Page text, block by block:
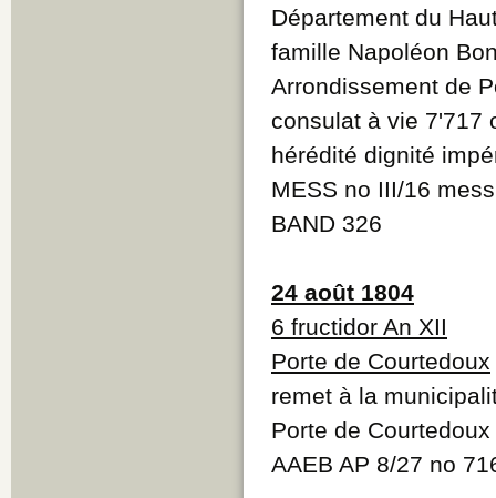
Département du
famille Napoléon
Arrondissement de
consulat à vie 7'717
hérédité dignité
MESS no III/16
BAND 326
24 août 1804
6 fructidor An XII
Porte de Courtedoux
remet à la
Porte de Courtedoux
AAEB AP 8/27 no